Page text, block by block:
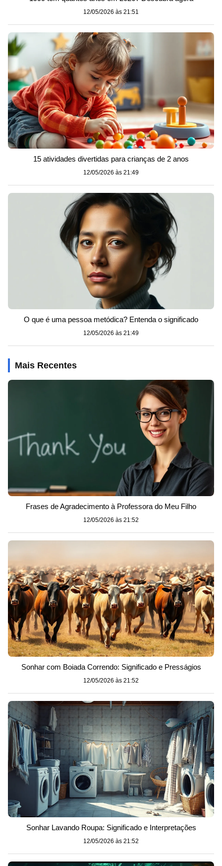
12/05/2026 às 21:51
15 atividades divertidas para crianças de 2 anos
12/05/2026 às 21:49
O que é uma pessoa metódica? Entenda o significado
12/05/2026 às 21:49
Mais Recentes
Frases de Agradecimento à Professora do Meu Filho
12/05/2026 às 21:52
Sonhar com Boiada Correndo: Significado e Presságios
12/05/2026 às 21:52
Sonhar Lavando Roupa: Significado e Interpretações
12/05/2026 às 21:52